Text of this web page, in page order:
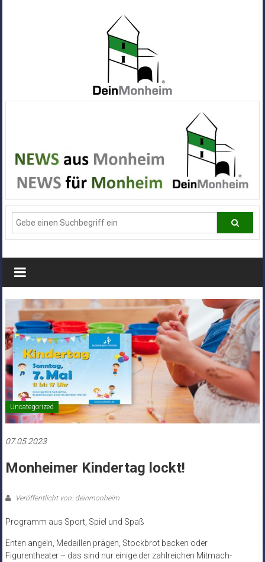
Alle
News
aus
Deiner
Stadt
Monheim
Uncategorized
07.05.2023
Monheimer Kindertag lockt!
Veröffentlicht von: deinmonheim
Programm aus Sport, Spiel und Spaß
Enten angeln, Medaillen prägen, Stockbrot backen oder
Figurentheater – das sind nur einige der zahlreichen Mitmach-